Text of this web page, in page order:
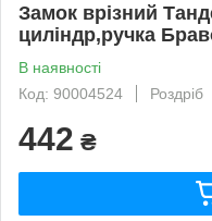
Замок врізний
циліндр,ручка
В наявності
Код: 90004524
Роздріб
442 ₴